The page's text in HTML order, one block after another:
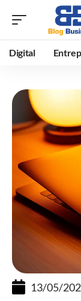
Digital
13/05/